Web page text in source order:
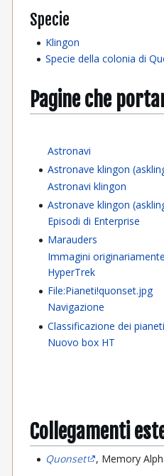
Specie
Klingon
Specie della colonia di
Pagine che
Astronavi
Astronave klingon
Astronavi klingon
Astronave klingon
Episodi di Enterprise
Marauders
Immagini
HyperTrek
File:Pianeti!quonset.jpg
Navigazione
Classificazione dei pianeti
Nuovo box HT
Collegamenti
Quonset , Memory